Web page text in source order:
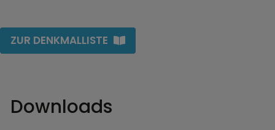
ZUR DENKMALLISTE
Downloads